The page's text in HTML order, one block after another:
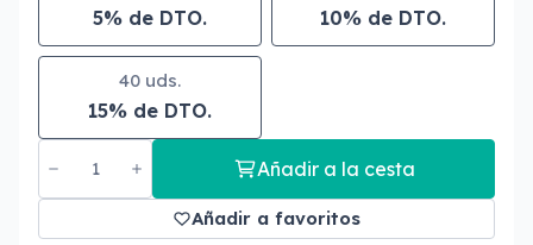
5% de DTO. 10% de DTO.
40 uds.
15% de DTO.
Añadir a la cesta
Añadir a favoritos